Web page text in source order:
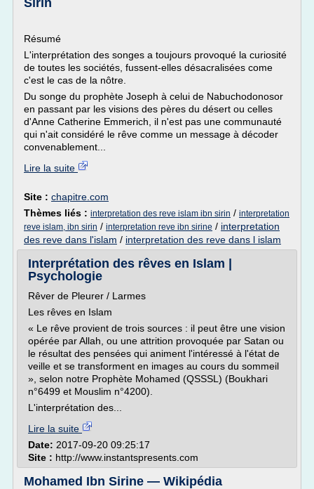
Sirin
Résumé
L'interprétation des songes a toujours provoqué la curiosité
de toutes les sociétés, fussent-elles désacralisées come
c'est le cas de la nôtre.
Du songe du prophète Joseph à celui de Nabuchodonosor
en passant par les visions des pères du désert ou celles
d'Anne Catherine Emmerich, il n'est pas une communauté
qui n'ait considéré le rêve comme un message à décoder
convenablement...
Lire la suite
Site : chapitre.com
Thèmes liés : interpretation des reve islam ibn sirin / interpretation
reve islam, ibn sirin / interpretation reve ibn sirine / interpretation
des reve dans l'islam / interpretation des reve dans l islam
Interprétation des rêves en Islam |
Psychologie
Rêver de Pleurer / Larmes
Les rêves en Islam
« Le rêve provient de trois sources : il peut être une vision
opérée par Allah, ou une attrition provoquée par Satan ou
le résultat des pensées qui animent l'intéressé à l'état de
veille et se transforment en images au cours du sommeil
», selon notre Prophète Mohamed (QSSSL) (Boukhari
n°6499 et Mouslim n°4200).
L'interprétation des...
Lire la suite
Date: 2017-09-20 09:25:17
Site : http://www.instantspresents.com
Mohamed Ibn Sirine — Wikipédia